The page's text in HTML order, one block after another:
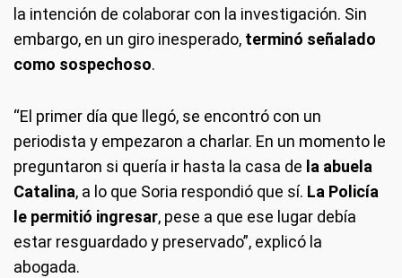
la intención de colaborar con la investigación. Sin
embargo, en un giro inesperado, terminó señalado
como sospechoso.
“El primer día que llegó, se encontró con un
periodista y empezaron a charlar. En un momento le
preguntaron si quería ir hasta la casa de la abuela
Catalina, a lo que Soria respondió que sí. La Policía
le permitió ingresar, pese a que ese lugar debía
estar resguardado y preservado”, explicó la
abogada.